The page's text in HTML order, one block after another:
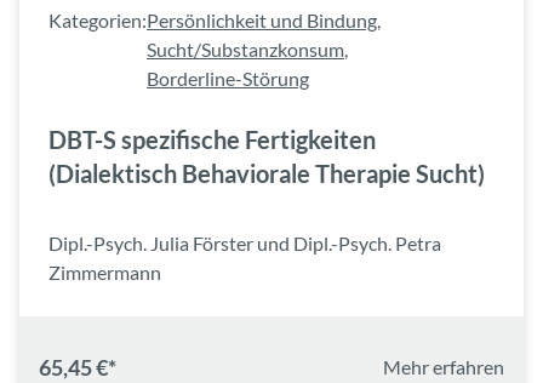
Kategorien:Persönlichkeit und Bindung,
Sucht/Substanzkonsum,
Borderline-Störung
DBT-S spezifische Fertigkeiten
(Dialektisch Behaviorale Therapie Sucht)
Dipl.-Psych. Julia Förster und Dipl.-Psych. Petra
Zimmermann
65,45 €* Mehr erfahren